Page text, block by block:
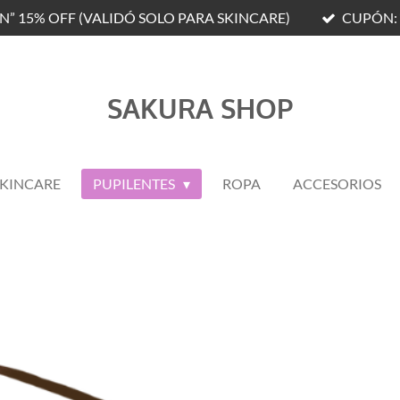
15% OFF (VALIDÓ SOLO PARA SKINCARE) CUPÓN:
SAKURA SHOP
PUPILENTES ROPA ACCESORIOS